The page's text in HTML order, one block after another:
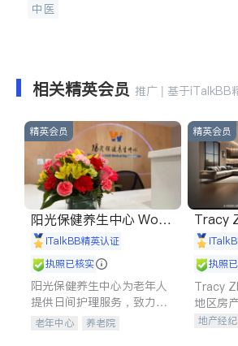
中医
相关精英会员 推广 | 基于iTalkBB
精英会员
阳光保健养生中心 World
shine
iTalkBB精英认证
执照已核实
阳光保健养生中心为老年人
提供日间护理服务，致力于
通过持续的护理创新来有效
老年中心 养老院
精英会员
Tracy
执照
Tracy
地区房
地产经纪